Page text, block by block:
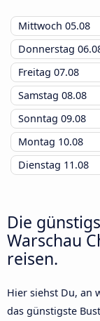
Mittwoch 05.08
Donnerstag
Freitag 07.08
Samstag 08.08
Sonntag 09.08
Montag 10.08
Dienstag 11.08
Die
Warschau
reisen.
Hier siehst Du, an
das günstigste